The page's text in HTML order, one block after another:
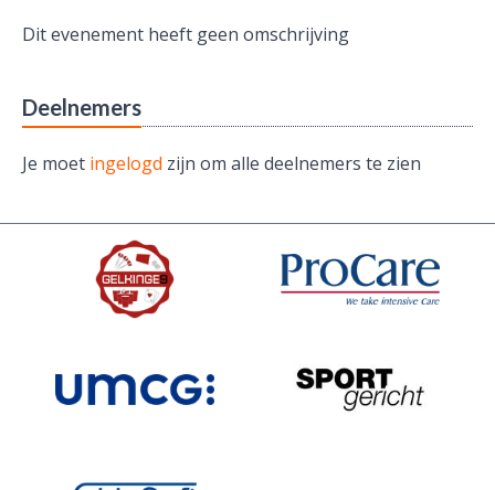
Dit evenement heeft geen omschrijving
Deelnemers
Je moet ingelogd zijn om alle deelnemers te zien